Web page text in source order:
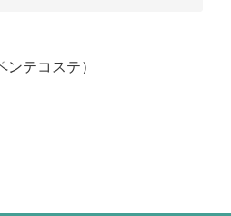
テコステ）